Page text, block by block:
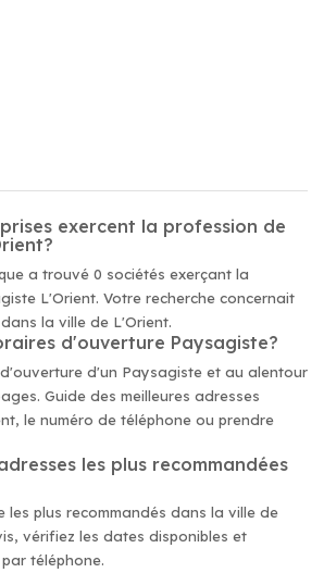
exercent la profession de
a trouvé 0 sociétés exerçant la
L'Orient. Votre recherche concernait
la ville de L'Orient.
d'ouverture Paysagiste?
d'un Paysagiste et au alentour
Guide des meilleures adresses
le numéro de téléphone ou prendre
les plus recommandées
les plus recommandés dans la ville de
vérifiez les dates disponibles et
téléphone.